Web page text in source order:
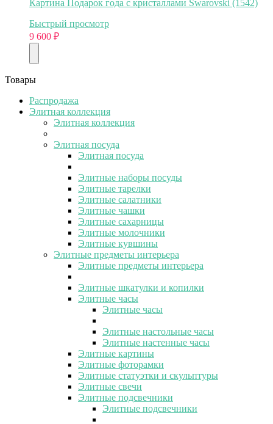
Картина Подарок года с кристаллами Swarovski (1542)
Быстрый просмотр
9 600 ₽
Товары
Распродажа
Элитная коллекция
Элитная коллекция
Элитная посуда
Элитная посуда
Элитные наборы посуды
Элитные тарелки
Элитные салатники
Элитные чашки
Элитные сахарницы
Элитные молочники
Элитные кувшины
Элитные предметы интерьера
Элитные предметы интерьера
Элитные шкатулки и копилки
Элитные часы
Элитные часы
Элитные настольные часы
Элитные настенные часы
Элитные картины
Элитные фоторамки
Элитные статуэтки и скульптуры
Элитные свечи
Элитные подсвечники
Элитные подсвечники